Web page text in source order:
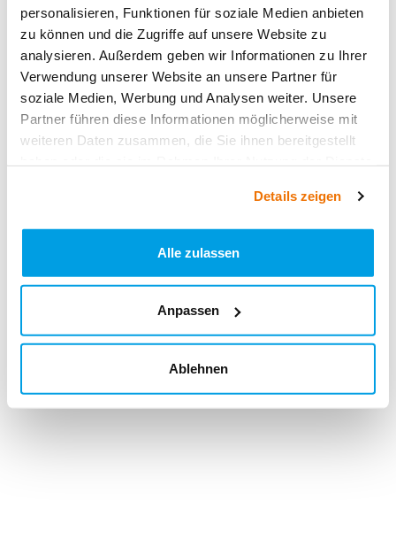
personalisieren, Funktionen für soziale Medien anbieten
zu können und die Zugriffe auf unsere Website zu
analysieren. Außerdem geben wir Informationen zu Ihrer
Verwendung unserer Website an unsere Partner für
soziale Medien, Werbung und Analysen weiter. Unsere
Partner führen diese Informationen möglicherweise mit
weiteren Daten zusammen, die Sie ihnen bereitgestellt
Details zeigen
Alle zulassen
Anpassen
Ablehnen